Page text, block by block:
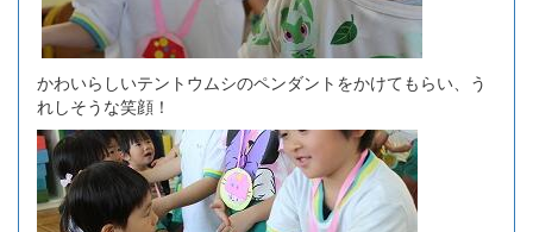
かわいらしいテントウムシのペンダントをかけてもらい、う
れしそうな笑顔！